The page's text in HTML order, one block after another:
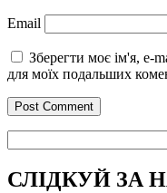
Email
Зберегти моє ім'я, e-
для моїх подальших
СЛІДКУЙ ЗА